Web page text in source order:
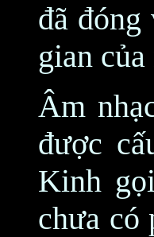
đã đóng
gian
Âm
được
Kinh
chưa có